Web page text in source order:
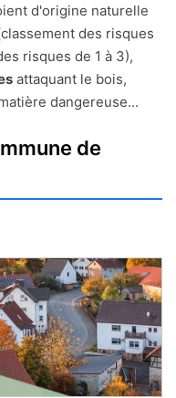
d'origine naturelle
des risques
risques de 1 à 3),
attaquant le bois,
dangereuse...
de